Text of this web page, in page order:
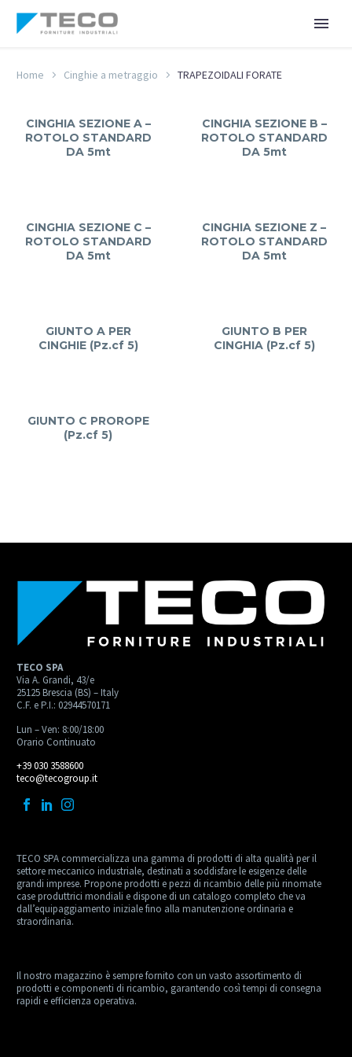
Home Cinghie a metraggio TRAPEZOIDALI FORATE
CINGHIA SEZIONE A –
ROTOLO STANDARD
DA 5mt
CINGHIA SEZIONE B –
ROTOLO STANDARD
DA 5mt
CINGHIA SEZIONE C –
ROTOLO STANDARD
DA 5mt
CINGHIA SEZIONE Z –
ROTOLO STANDARD
DA 5mt
GIUNTO A PER
CINGHIE (Pz.cf 5)
GIUNTO B PER
CINGHIA (Pz.cf 5)
GIUNTO C PROROPE
(Pz.cf 5)
TECO SPA
Via A. Grandi, 43/e
25125 Brescia (BS) – Italy
C.F. e P.I.: 02944570171
Lun – Ven: 8:00/18:00
Orario Continuato
+39 030 3588600
teco@tecogroup.it
TECO SPA commercializza una gamma di prodotti di alta qualità per il
settore meccanico industriale, destinati a soddisfare le esigenze delle
grandi imprese. Propone prodotti e pezzi di ricambio delle più rinomate
case produttrici mondiali e dispone di un catalogo completo che va
dall’equipaggiamento iniziale fino alla manutenzione ordinaria e
straordinaria.
Il nostro magazzino è sempre fornito con un vasto assortimento di
prodotti e componenti di ricambio, garantendo così tempi di consegna
rapidi e efficienza operativa.